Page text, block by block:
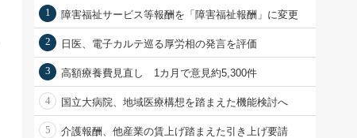
1 障害福祉サービス等報酬を「障害福祉報酬」に変更
2 日医、電子カルテ巡る厚労相の発言を評価
3 高額療養費見直し 1カ月で意見約5,300件
4 国立大病院、地域医療構想を踏まえた機能検討へ
5 介護報酬、他産業の賃上げ踏まえた引き上げ要請